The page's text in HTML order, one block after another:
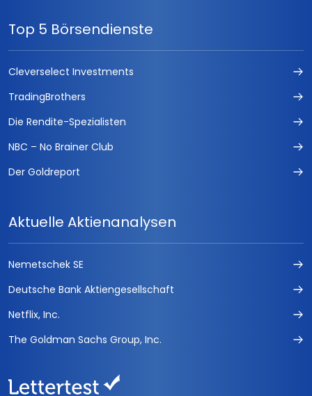
Top 5 Börsendienste
Cleverselect Investments
TradingBrothers
Die Rendite-Spezialisten
NBC – No Brainer Club
Der Goldreport
Aktuelle Aktienanalysen
Nemetschek SE
Deutsche Bank Aktiengesellschaft
Netflix, Inc.
The Goldman Sachs Group, Inc.